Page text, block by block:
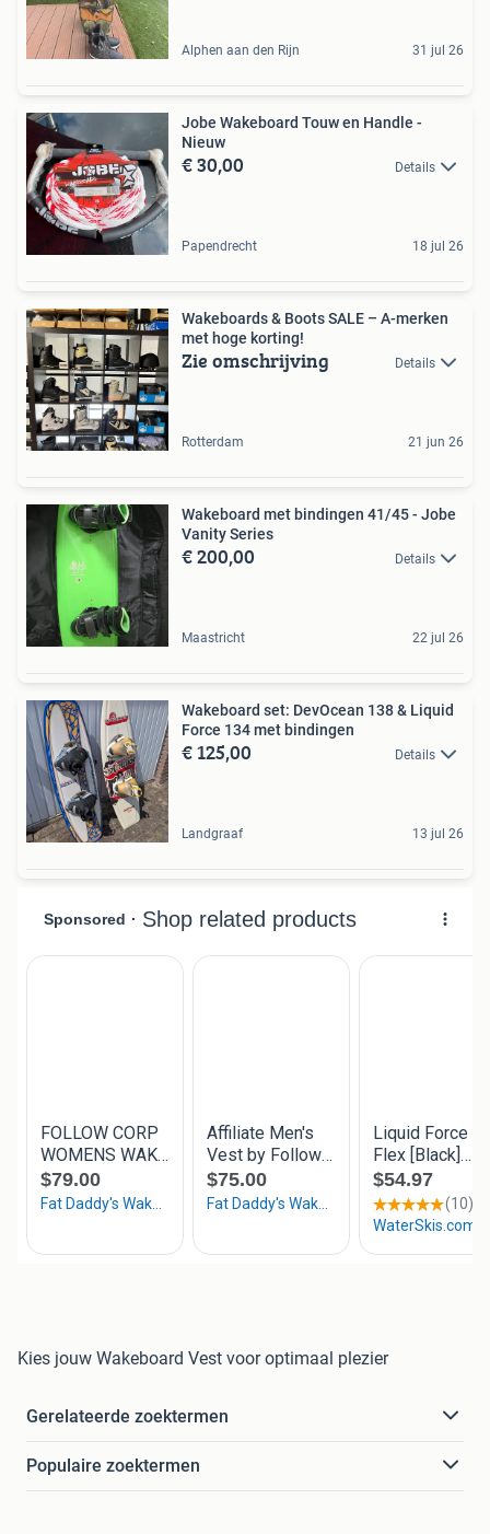
Alphen aan den Rijn 31 jul 26
Jobe Wakeboard Touw en Handle -
Nieuw
€ 30,00 Details
Papendrecht 18 jul 26
Wakeboards & Boots SALE – A-merken
met hoge korting!
Zie omschrijving Details
Rotterdam 21 jun 26
Wakeboard met bindingen 41/45 - Jobe
Vanity Series
€ 200,00 Details
Maastricht 22 jul 26
Wakeboard set: DevOcean 138 & Liquid
Force 134 met bindingen
€ 125,00 Details
Landgraaf 13 jul 26
Kies jouw Wakeboard Vest voor optimaal plezier
Gerelateerde zoektermen
Populaire zoektermen